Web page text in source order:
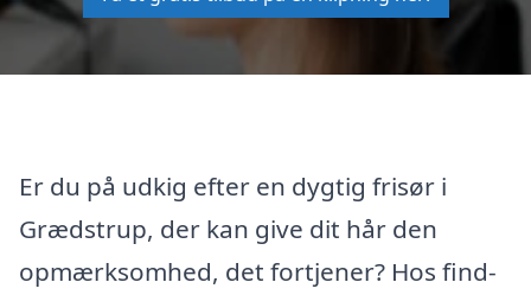
Er du på udkig efter en dygtig frisør i
Grædstrup, der kan give dit hår den
opmærksomhed, det fortjener? Hos find-